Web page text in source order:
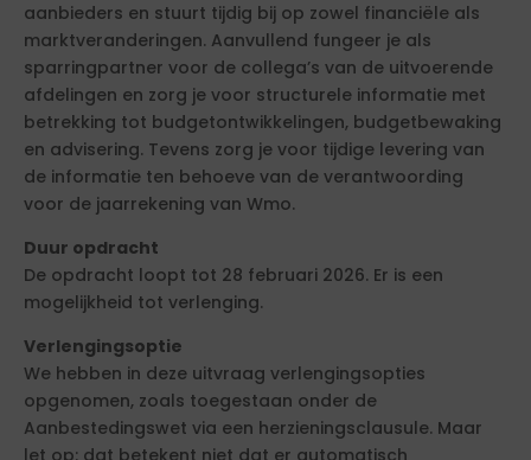
aanbieders en stuurt tijdig bij op zowel financiële als
marktveranderingen. Aanvullend fungeer je als
sparringpartner voor de collega’s van de uitvoerende
afdelingen en zorg je voor structurele informatie met
betrekking tot budgetontwikkelingen, budgetbewaking
en advisering. Tevens zorg je voor tijdige levering van
de informatie ten behoeve van de verantwoording
voor de jaarrekening van Wmo.
Duur opdracht
De opdracht loopt tot 28 februari 2026. Er is een
mogelijkheid tot verlenging.
Verlengingsoptie
We hebben in deze uitvraag verlengingsopties
opgenomen, zoals toegestaan onder de
Aanbestedingswet via een herzieningsclausule. Maar
let op: dat betekent niet dat er automatisch